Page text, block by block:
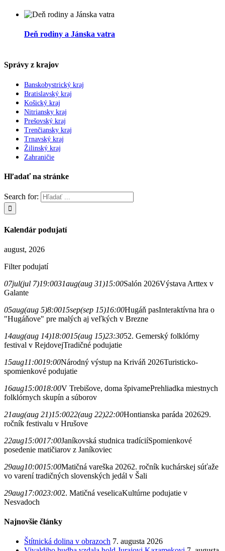
Deň rodiny a Jánska vatra
Správy z krajov
Banskobystrický kraj
Bratislavský kraj
Košický kraj
Nitriansky kraj
Prešovský kraj
Trenčiansky kraj
Trnavský kraj
Žilinský kraj
Zahraničie
Hľadať na stránke
Search for:
Kalendár podujatí
august, 2026
Filter podujatí
07jul(jul 7)19:0031aug(aug 31)15:00Salón 2026Výstava Arttex v
Galante
05aug(aug 5)8:0015sep(sep 15)16:00Hugáň pasInteraktívna hra o
"Hugáňove" pre malých aj veľkých v Brezne
14aug(aug 14)18:0015(aug 15)23:3052. Gemerský folklórny
festival v RejdovejTradičné podujatie
15aug11:0019:00Národný výstup na Kriváň 2026Turisticko-
spomienkové podujatie
16aug15:0018:00V Trebišove, doma špivamePrehliadka miestnych
folklórnych skupín a súborov
21aug(aug 21)15:0022(aug 22)22:00Hontianska paráda 202629.
ročník festivalu v Hrušove
22aug15:0017:00Janíkovská studnica tradíciíSpomienkové
posedenie matičiarov z Janíkoviec
29aug10:0015:00Matičná vareška 20262. ročník kuchárskej súťaže
vo varení tradičných slovenských jedál v Šali
29aug17:0023:002. Matičná veselicaKultúrne podujatie v
Nesvadoch
Najnovšie články
Štítnická dolina v obrazoch 7. augusta 2026